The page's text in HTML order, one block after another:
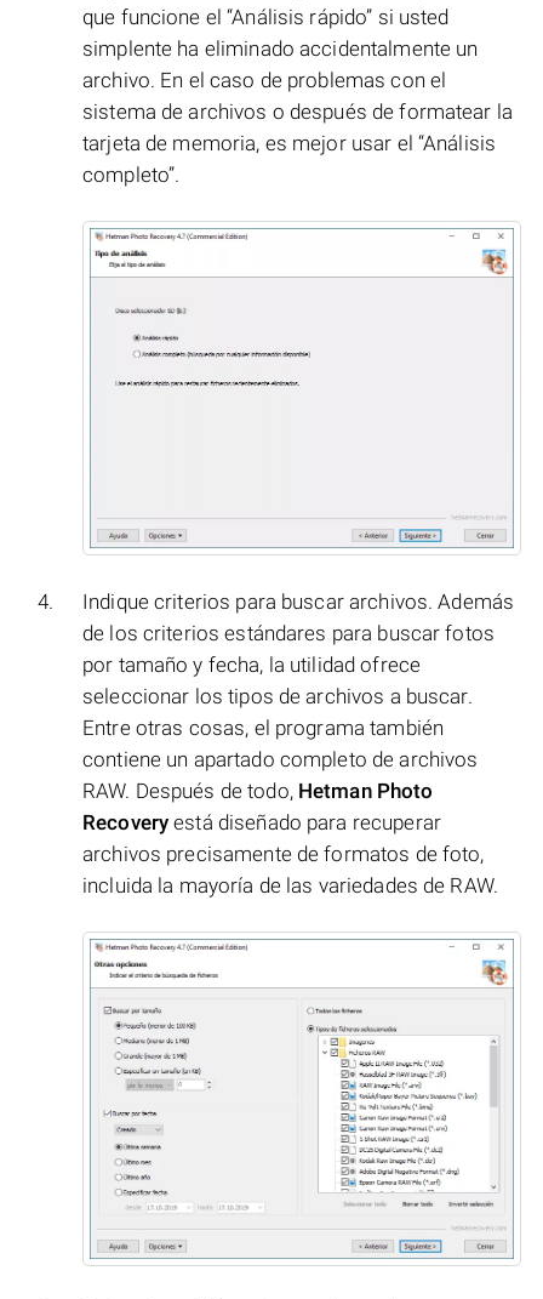
que funcione el “Análisis rápido” si usted
simplente ha eliminado accidentalmente un
archivo. En el caso de problemas con el
sistema de archivos o después de formatear la
tarjeta de memoria, es mejor usar el “Análisis
completo”.
Indique criterios para buscar archivos. Además
de los criterios estándares para buscar fotos
por tamaño y fecha, la utilidad ofrece
seleccionar los tipos de archivos a buscar.
Entre otras cosas, el programa también
contiene un apartado completo de archivos
RAW. Después de todo, Hetman Photo
Recovery está diseñado para recuperar
archivos precisamente de formatos de foto,
incluida la mayoría de las variedades de RAW.